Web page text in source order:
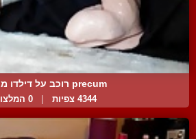
precum רוכב על דילדו מאס...
4344 צפיות 0 המלצות